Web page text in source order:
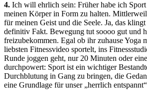
4. Ich will ehrlich sein: Früher habe ich
meinen Körper in Form zu halten.
für meinen Geist und die Seele. Ja, das
definitiv Fakt. Bewegung tut soooo gut und
freizubekommen. Egal ob ihr zuhause Yoga
liebsten Fitnessvideo sportelt, ins
Runde joggen geht, nur 20 Minuten oder
durchpowert: Sport ist ein wichtiger
Durchblutung in Gang zu bringen, die
eine Grundlage für unser „herrlich